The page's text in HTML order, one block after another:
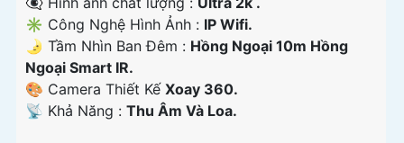
✳️ Công Nghệ Hình Ảnh : IP Wifi.
🌛 Tầm Nhìn Ban Đêm : Hồng Ngoại 10m Hồng
Ngoại Smart IR.
🎨 Camera Thiết Kế Xoay 360.
️📡 Khả Năng : Thu Âm Và Loa.